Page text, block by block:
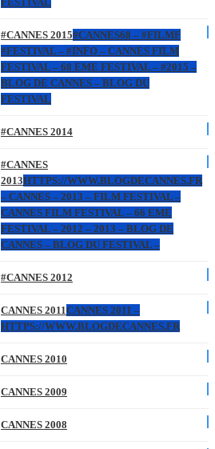
#CANNES 2015#CANNES68 – #FILMF
#FESTIVAL – #INFO – CANNES FILM
FESTIVAL – 68 EME FESTIVAL – #2015 –
BLOG DE CANNES – BLOG DU
FESTIVAL
#CANNES 2014
#CANNES
2013HTTPS://WWW.BLOGDECANNES.FR
– CANNES – 2013 – FILM FESTIVAL –
CANNES FILM FESTIVAL – 66 EME
FESTIVAL – 2012 – 2013 – BLOG DE
CANNES – BLOG DU FESTIVAL –
#CANNES 2012
CANNES 2011CANNES 2011 –
HTTPS://WWW.BLOGDECANNES.FR
CANNES 2010
CANNES 2009
CANNES 2008